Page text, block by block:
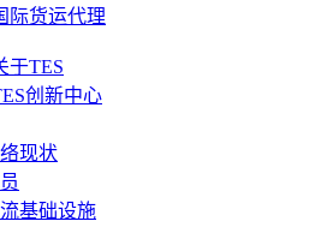
际货运代理
于TES
创新中心
现状
基础设施